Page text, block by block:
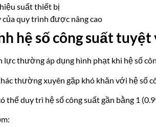
suất thiết bị
quy trình được nâng cao
hệ số công suất
lực thường áp dụng hình phạt khi hệ số
thường xuyên gặp khó khăn với hệ số
thể duy trì hệ số công suất gần bằng 1